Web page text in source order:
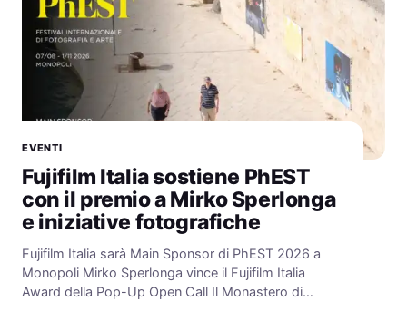
EVENTI
Fujifilm Italia sostiene PhEST
con il premio a Mirko Sperlonga
e iniziative fotografiche
Fujifilm Italia sarà Main Sponsor di PhEST 2026 a
Monopoli Mirko Sperlonga vince il Fujifilm Italia
Award della Pop-Up Open Call Il Monastero di…